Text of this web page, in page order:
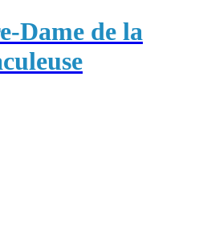
Dame de la